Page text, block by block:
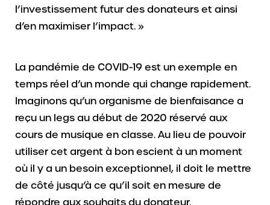
l’investissement futur des donateurs et ainsi
d’en maximiser l’impact. »
La pandémie de COVID-19 est un exemple en
temps réel d’un monde qui change rapidement.
Imaginons qu’un organisme de bienfaisance a
reçu un legs au début de 2020 réservé aux
cours de musique en classe. Au lieu de pouvoir
utiliser cet argent à bon escient à un moment
où il y a un besoin exceptionnel, il doit le mettre
de côté jusqu’à ce qu’il soit en mesure de
répondre aux souhaits du donateur.